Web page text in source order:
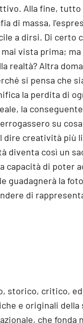
Alla fine,
di massa,
a dirsi. Di certo
mai vista prima;
realtà? Altra
si pensa che
la perdita di
la
su
creatività più
diventa così un
capacità di poter
guadagnerà la
di
storico, critico,
e originali
che fonda